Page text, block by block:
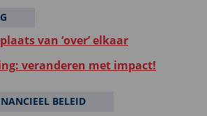
van ‘over’ elkaar
veranderen met impact!
BELEID